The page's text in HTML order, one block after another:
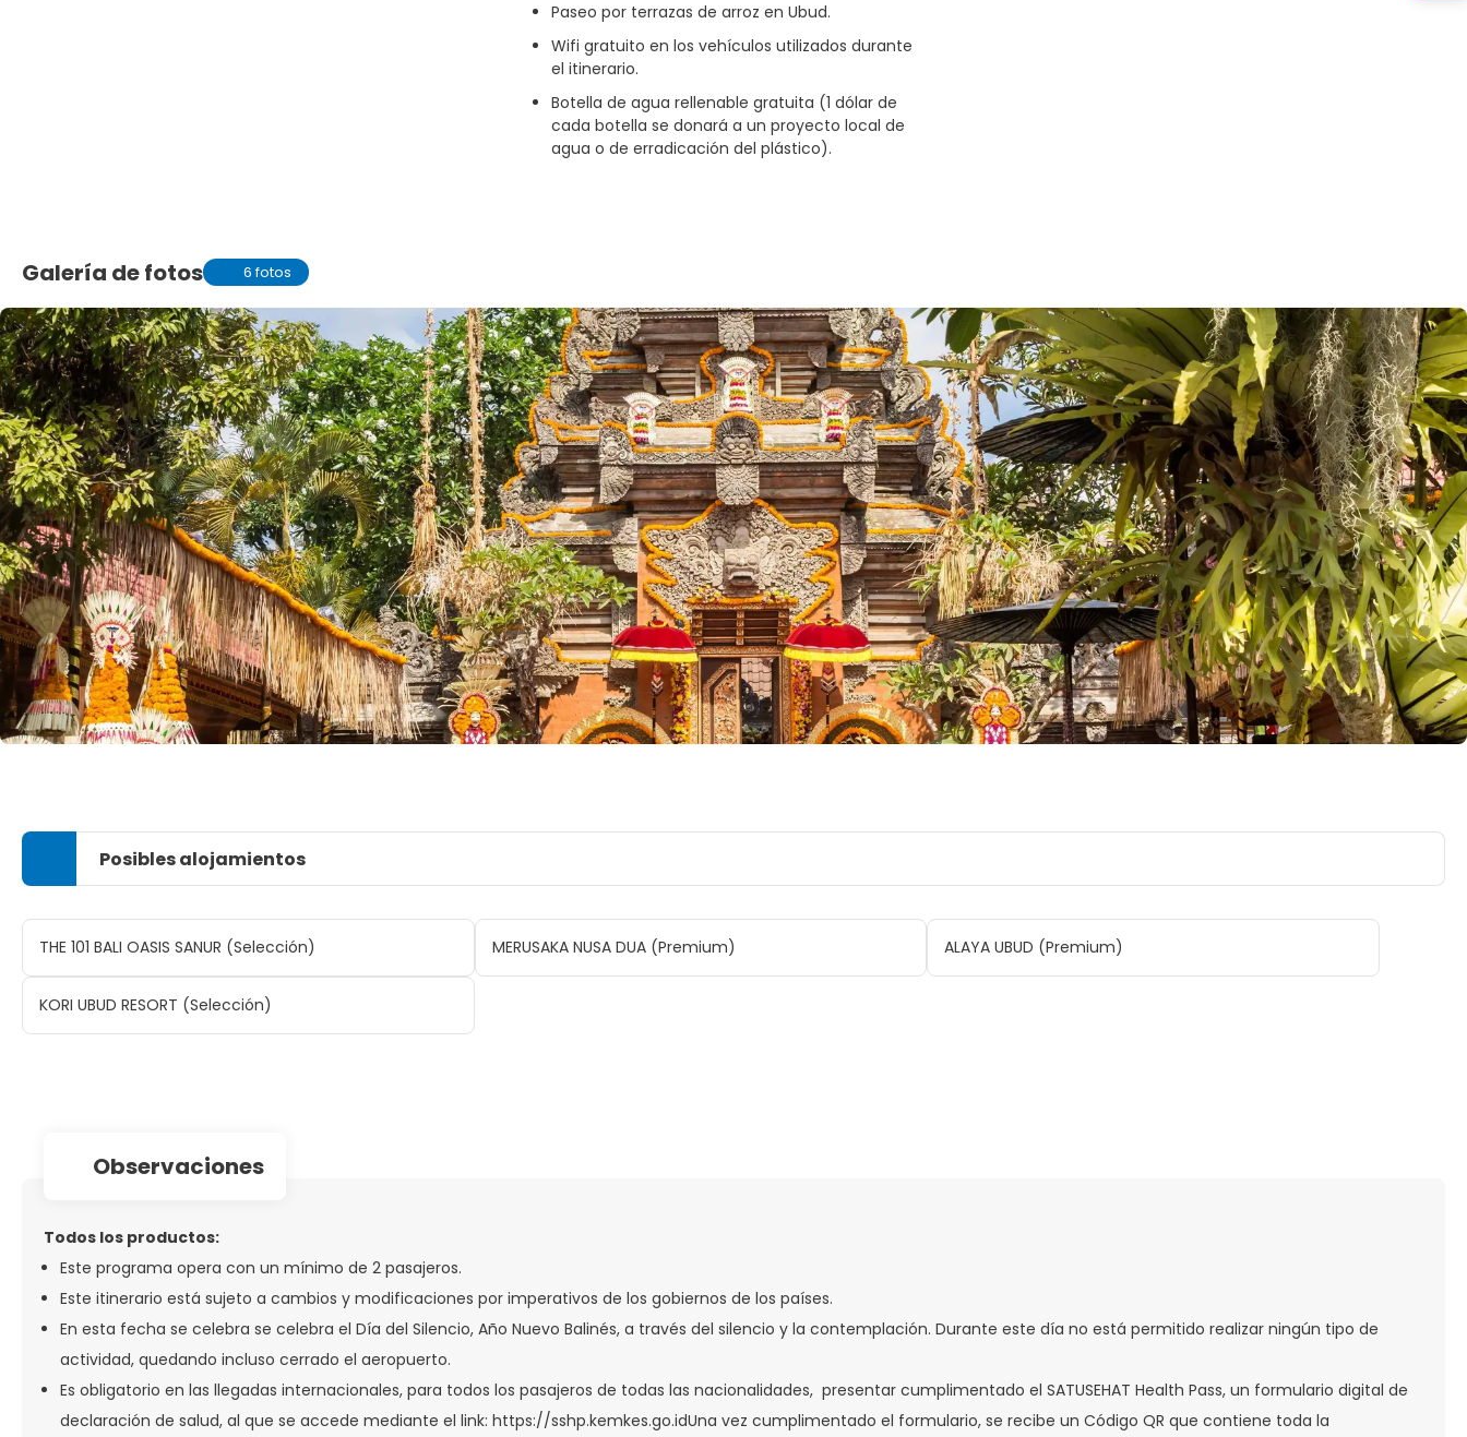
Paseo por terrazas de arroz en Ubud.
Wifi gratuito en los vehículos utilizados durante
el itinerario.
Botella de agua rellenable gratuita (1 dólar de
cada botella se donará a un proyecto local de
agua o de erradicación del plástico).
Galería de fotos 6 fotos
Posibles alojamientos
THE 101 BALI OASIS SANUR (Selección) MERUSAKA NUSA DUA (Premium) ALAYA UBUD (Premium)
KORI UBUD RESORT (Selección)
observaciones
Todos los productos:
Este programa opera con un mínimo de 2 pasajeros.
Este itinerario está sujeto a cambios y modificaciones por imperativos de los gobiernos de los países.
En esta fecha se celebra se celebra el Día del Silencio, Año Nuevo Balinés, a través del silencio y la contemplación. Durante este día no está permitido realizar ningún tipo de
actividad, quedando incluso cerrado el aeropuerto.
Es obligatorio en las llegadas internacionales, para todos los pasajeros de todas las nacionalidades, presentar cumplimentado el SATUSEHAT Health Pass, un formulario digital de
declaración de salud, al que se accede mediante el link: https://sshp.kemkes.go.idUna vez cumplimentado el formulario, se recibe un Código QR que contiene toda la